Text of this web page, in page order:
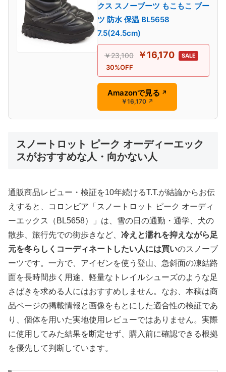
クス スノーブーツ もこもこ ブー
ツ 防水 保温 BL5658
7.5(24.5cm)
￥23,100 ￥16,170 SALE
30%OFF
Amazonで見る ↗
￥16,170 ↗
スノートロット ピーク オーディーエック
スがおすすめな人・向かない人
通販商品レビュー・検証を10年続けるT.T.が結論からお伝
えすると、コロンビア「スノートロット ピーク オーディ
ーエックス（BL5658）」は、雪の日の通勤・通学、犬の
散歩、旅行先での街歩きなど、 冷えと濡れを抑えながら足
元を冬らしくコーディネートしたい人には買いのスノーブ
ーツです。一方で、アイゼンを使う登山、急斜面の凍結路
面を長時間歩く用途、軽量なトレイルシューズのような足
さばきを求める人にはおすすめしません。なお、本稿は商
品ページの掲載情報と画像をもとにした適合性の検証であ
り、個体を用いた実地使用レビューではありません。実際
に使用してみた結果を断定せず、購入前に確認できる根拠
を優先して判断しています。